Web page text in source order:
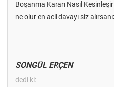
Boşanma Kararı Nasıl
ne olur en acil davayı siz
SONGÜL ERÇEN
dedi ki: